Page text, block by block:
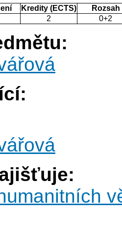
Kredity (ECTS)
Rozsah
2 0+2